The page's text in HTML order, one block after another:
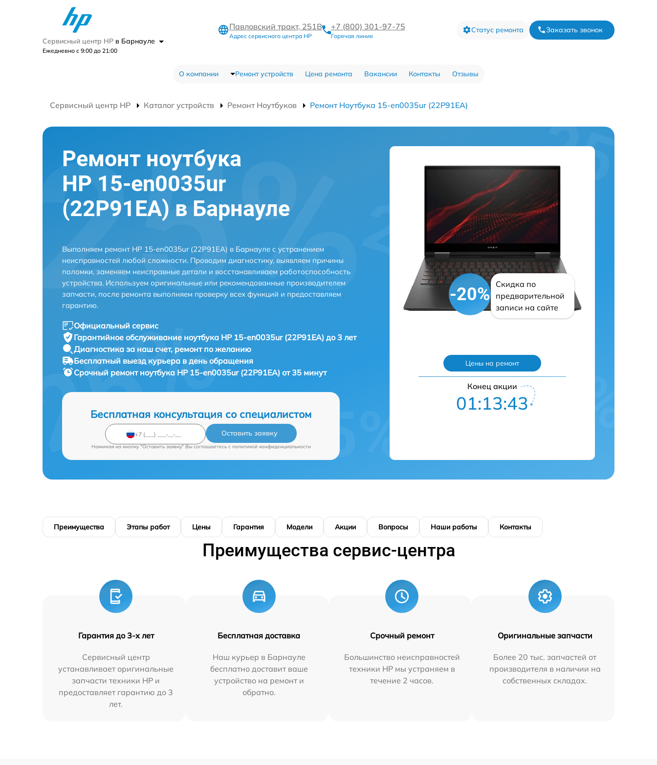
Сервисный центр HP в Барнауле
Ежедневно с 9:00 до 21:00
Павловский тракт, 251В
Адрес сервисного центра HP
+7 (800) 301-97-75
Горячая линия
Статус ремонта Заказать звонок
О компании Ремонт устройств Цена ремонта Вакансии Контакты Отзывы
Сервисный центр HP Каталог устройств Ремонт Ноутбуков Ремонт Ноутбука 15-en0035ur (22P91EA)
Ремонт ноутбука
HP 15-en0035ur
(22P91EA) в Барнауле
Выполняем ремонт HP 15-en0035ur (22P91EA) в Барнауле с устранением
неисправностей любой сложности. Проводим диагностику, выявляем причины
поломки, заменяем неисправные детали и восстанавливаем работоспособность
устройства. Используем оригинальные или рекомендованные производителем
запчасти, после ремонта выполняем проверку всех функций и предоставляем
гарантию.
Официальный сервис
Гарантийное обслуживание ноутбука HP 15-en0035ur (22P91EA) до 3 лет
Диагностика за наш счет, ремонт по желанию
Бесплатный выезд курьера в день обращения
Срочный ремонт ноутбука HP 15-en0035ur (22P91EA) от 35 минут
Бесплатная консультация со специалистом
Оставить заявку
Нажимая на кнопку "Оставить заявку" Вы соглашаетесь c политикой конфиденциальности
-20%
Скидка по
предварительной
записи на сайте
Цены на ремонт
Конец акции
01:13:42
Преимущества Этапы работ Цены Гарантия Модели Акции Вопросы Наши работы Контакты
Преимущества сервис-центра
Гарантия до 3-х лет
Сервисный центр
устанавливает оригинальные
запчасти техники HP и
предоставляет гарантию до 3
лет.
Бесплатная доставка
Наш курьер в Барнауле
бесплатно доставит ваше
устройство на ремонт и
обратно.
Срочный ремонт
Большинство неисправностей
техники HP мы устраняем в
течение 2 часов.
Оригинальные запчасти
Более 20 тыс. запчастей от
производителя в наличии на
собственных складах.